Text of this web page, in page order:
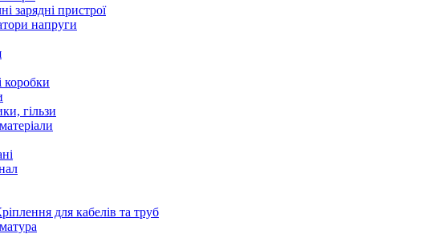
зарядні пристрої
напруги
коробки
гільзи
для кабелів та труб